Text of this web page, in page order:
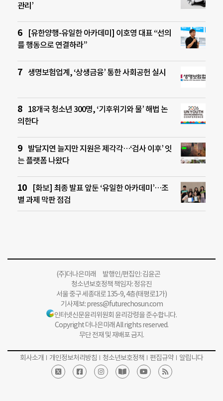
관리’
[유한양행-유일한 아카데미] 이호영 대표 “선의
를 행동으로 연결하라”
생명보험업계, ‘상생금융’ 통한 사회공헌 실시
18개국 청소년 300명, ‘기후위기와 물’ 해법 논
의한다
발달지연 늘지만 지원은 제각각…‘검사 이후’ 잇
는 플랫폼 나왔다
[화보] 최종 발표 앞둔 ‘유일한 아카데미’…조
별 과제 막판 점검
(주)더나은미래 발행인/편집인: 김윤곤
청소년보호정책 책임자: 정유진
서울 중구 세종대로 135-9, 4층(태평로1가)
기사제보:press@futurechosun.com
인터넷신문윤리위원회 윤리강령을 준수합니다.
Copyright 더나은미래 All rights reserved.
무단 전재 및 재배포 금지.
회사소개 개인정보처리방침 청소년보호정책 편집규약 알립니다